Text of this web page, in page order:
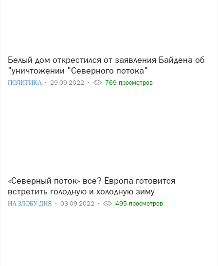
Белый дом открестился от заявления Байдена об
"уничтожении "Северного потока"
ПОЛИТИКА 29-09-2022 769 просмотров
«Северный поток» все? Европа готовится
встретить голодную и холодную зиму
НА ЗЛОБУ ДНЯ 03-09-2022 495 просмотров